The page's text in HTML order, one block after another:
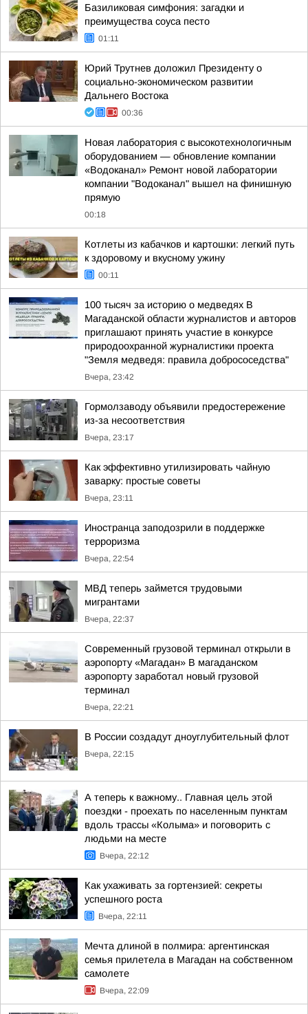
Базиликовая симфония: загадки и
преимущества соуса песто
01:11
Юрий Трутнев доложил Президенту о
социально-экономическом развитии
Дальнего Востока
00:36
Новая лаборатория с высокотехнологичным
оборудованием — обновление компании
«Водоканал» Ремонт новой лаборатории
компании "Водоканал" вышел на финишную
прямую
00:18
Котлеты из кабачков и картошки: легкий путь
к здоровому и вкусному ужину
00:11
100 тысяч за историю о медведях В
Магаданской области журналистов и авторов
приглашают принять участие в конкурсе
природоохранной журналистики проекта
"Земля медведя: правила добрососедства"
Вчера, 23:42
Гормолзаводу объявили предостережение
из-за несоответствия
Вчера, 23:17
Как эффективно утилизировать чайную
заварку: простые советы
Вчера, 23:11
Иностранца заподозрили в поддержке
терроризма
Вчера, 22:54
МВД теперь займется трудовыми
мигрантами
Вчера, 22:37
Современный грузовой терминал открыли в
аэропорту «Магадан» В магаданском
аэропорту заработал новый грузовой
терминал
Вчера, 22:21
В России создадут дноуглубительный флот
Вчера, 22:15
А теперь к важному.. Главная цель этой
поездки - проехать по населенным пунктам
вдоль трассы «Колыма» и поговорить с
людьми на месте
Вчера, 22:12
Как ухаживать за гортензией: секреты
успешного роста
Вчера, 22:11
Мечта длиной в полмира: аргентинская
семья прилетела в Магадан на собственном
самолете
Вчера, 22:09